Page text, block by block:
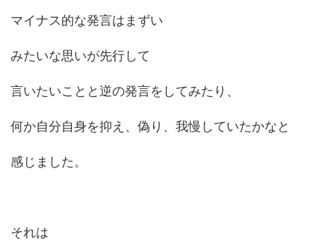
マイナス的な発言はまずい
みたいな思いが先行して
言いたいことと逆の発言をしてみたり、
何か自分自身を抑え、偽り、我慢していたかなと
感じました。
それは